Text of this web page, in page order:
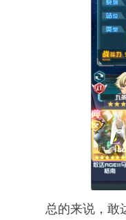
总的来说，敢